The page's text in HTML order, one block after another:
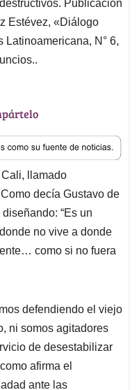
Publicación
Estévez, «Diálogo
Latinoamericana, N° 6,
llamado
decía Gustavo de
“Es un
no vive a donde
como si no fuera
defendiendo el viejo
ni somos agitadores
de desestabilizar
afirma el
ante las